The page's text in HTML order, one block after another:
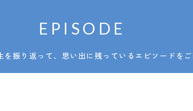
EPISODE
を振り返って、思い出に残っているエピソードを